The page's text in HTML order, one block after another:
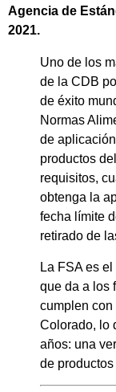
Agencia de
2021.
Uno de los
de la CDB
de éxito
Normas
de
productos
requisitos,
obtenga la
fecha límite
retirado de
La FSA es
que da a los
cumplen
Colorado, lo
años: una
de